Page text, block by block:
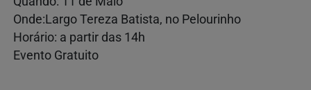
Onde:Largo Tereza Batista, no Pelourinho
Horário: a partir das 14h
Evento Gratuito